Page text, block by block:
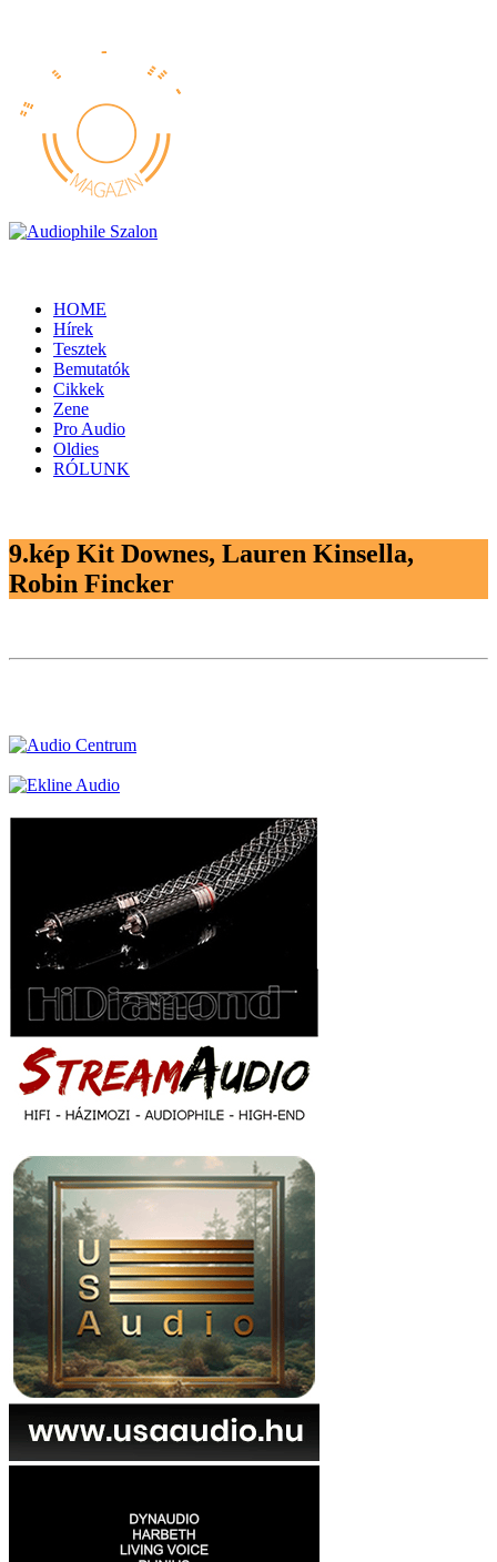
HOME
Hírek
Tesztek
Bemutatók
Cikkek
Zene
Pro Audio
Oldies
RÓLUNK
9.kép Kit Downes, Lauren Kinsella,
Robin Fincker